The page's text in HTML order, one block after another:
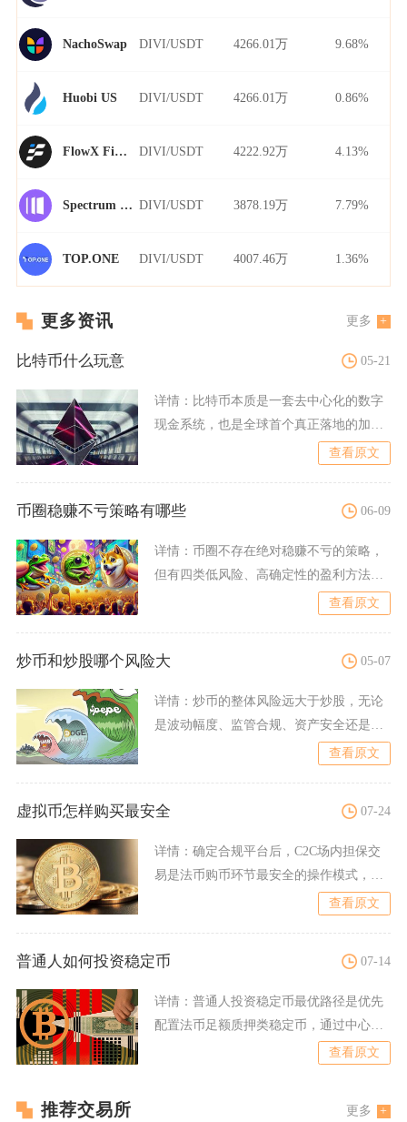
NachoSwap DIVI/USDT 4266.01万 9.68%
Huobi US DIVI/USDT 4266.01万 0.86%
FlowX Finance DIVI/USDT 4222.92万 4.13%
Spectrum Finance DIVI/USDT 3878.19万 7.79%
TOP.ONE DIVI/USDT 4007.46万 1.36%
更多资讯 更多
比特币什么玩意 05-21
详情： 比特币本质是一套去中心化的数字
现金系统，也是全球首个真正落地的加密
查看原文
币圈稳赚不亏策略有哪些 06-09
详情： 币圈不存在绝对稳赚不亏的策略，
但有四类低风险、高确定性的盈利方法：
查看原文
炒币和炒股哪个风险大 05-07
详情： 炒币的整体风险远大于炒股，无论
是波动幅度、监管合规、资产安全还是本
查看原文
虚拟币怎样购买最安全 07-24
详情： 确定合规平台后，C2C场内担保交
易是法币购币环节最安全的操作模式，平
查看原文
普通人如何投资稳定币 07-14
详情： 普通人投资稳定币最优路径是优先
配置法币足额质押类稳定币，通过中心化
查看原文
推荐交易所 更多